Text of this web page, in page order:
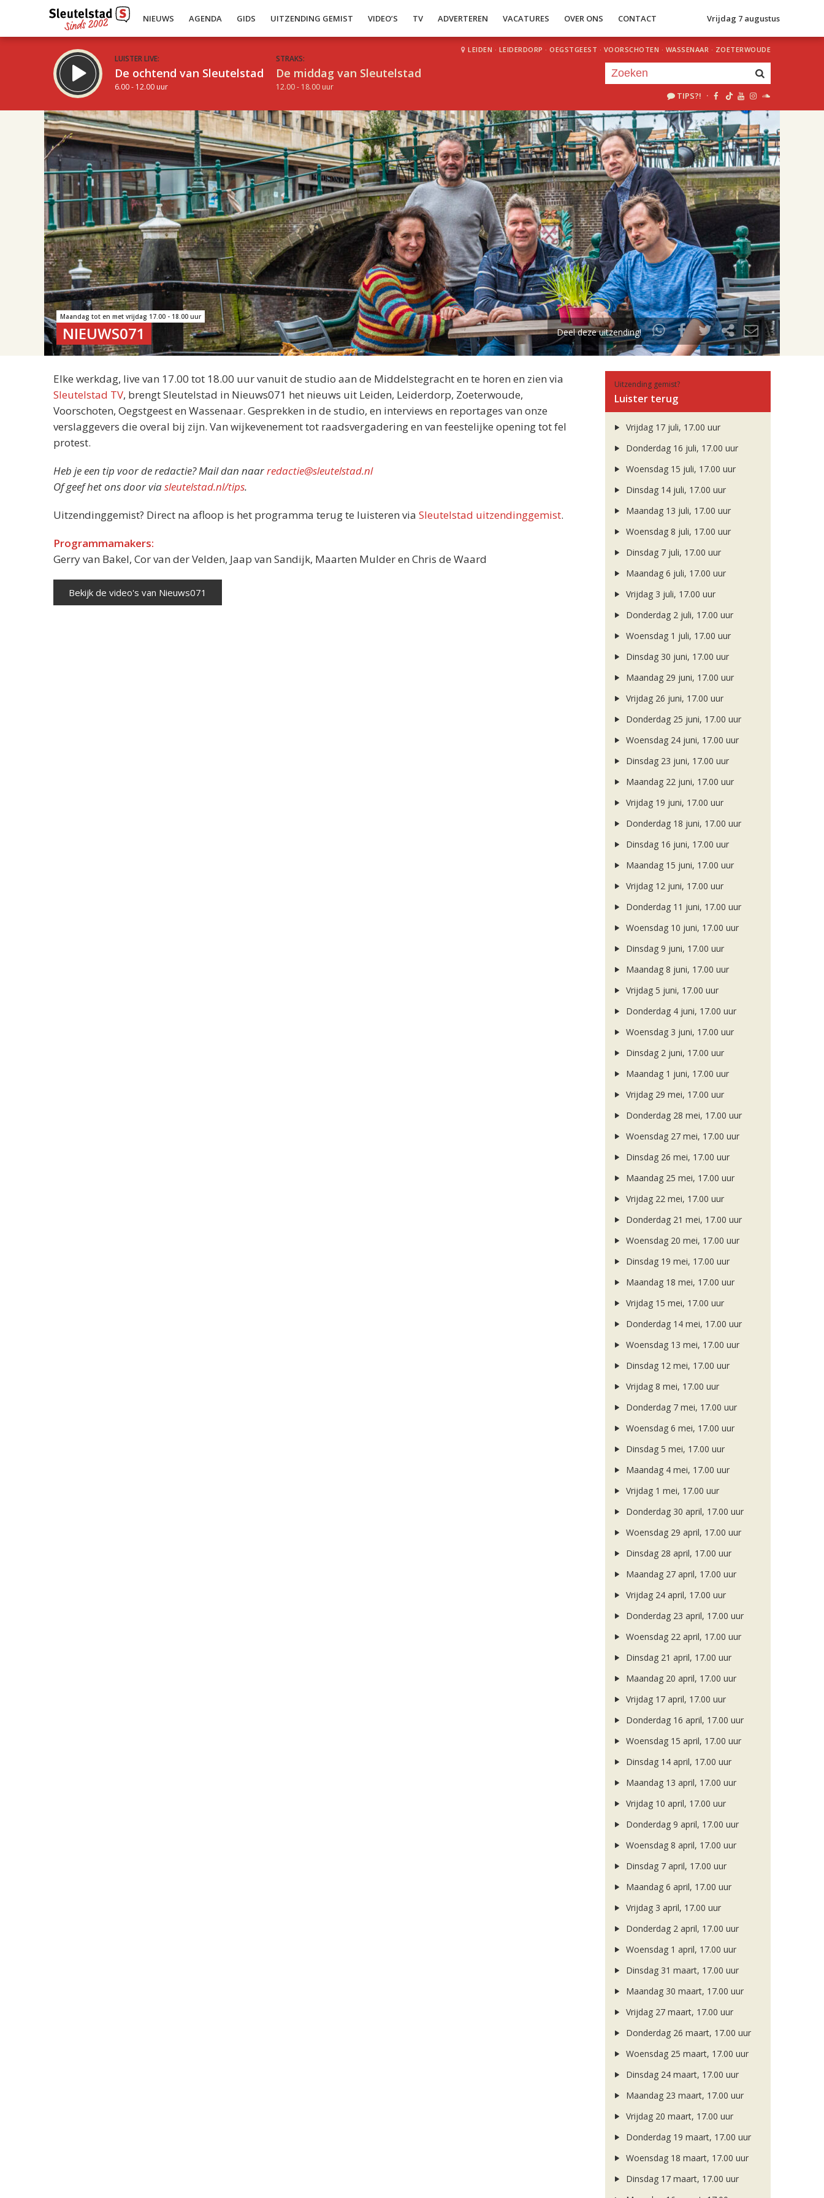
NIEUWS AGENDA GIDS UITZENDING GEMIST VIDEO’S TV ADVERTEREN VACATURES OVER ONS CONTACT Vrijdag 7 augustus
LUISTER LIVE:
De ochtend van Sleutelstad
6.00 - 12.00 uur
STRAKS:
De middag van Sleutelstad
12.00 - 18.00 uur
LEIDEN · LEIDERDORP · OEGSTGEEST · VOORSCHOTEN · WASSENAAR · ZOETERWOUDE
TIPS?! ·
17.00 18.00
Je luistert nu naaruur 1 van 3
«Vorig uur Volgend uur»
Inklappen
Maandag tot en met vrijdag 17.00 - 18.00 uur
NIEUWS071 Deel deze uitzending!
Elke werkdag, live van 17.00 tot 18.00 uur vanuit de studio aan de Middelstegracht en te horen en zien via
Sleutelstad TV, brengt Sleutelstad in Nieuws071 het nieuws uit Leiden, Leiderdorp, Zoeterwoude,
Voorschoten, Oegstgeest en Wassenaar. Gesprekken in de studio, en interviews en reportages van onze
verslaggevers die overal bij zijn. Van wijkevenement tot raadsvergadering en van feestelijke opening tot fel
protest.
Heb je een tip voor de redactie? Mail dan naarredactie@sleutelstad.nl
Of geef het ons door viasleutelstad.nl/tips.
Uitzendinggemist? Direct na afloop is het programma terug te luisteren via Sleutelstad uitzendinggemist.
Programmamakers:
Gerry van Bakel, Cor van der Velden, Jaap van Sandijk, Maarten Mulder en Chris de Waard
Bekijk de video's van Nieuws071
Uitzending gemist?
Luister terug
Vrijdag 17 juli, 17.00 uur
Donderdag 16 juli, 17.00 uur
Woensdag 15 juli, 17.00 uur
Dinsdag 14 juli, 17.00 uur
Maandag 13 juli, 17.00 uur
Woensdag 8 juli, 17.00 uur
Dinsdag 7 juli, 17.00 uur
Maandag 6 juli, 17.00 uur
Vrijdag 3 juli, 17.00 uur
Donderdag 2 juli, 17.00 uur
Woensdag 1 juli, 17.00 uur
Dinsdag 30 juni, 17.00 uur
Maandag 29 juni, 17.00 uur
Vrijdag 26 juni, 17.00 uur
Donderdag 25 juni, 17.00 uur
Woensdag 24 juni, 17.00 uur
Dinsdag 23 juni, 17.00 uur
Maandag 22 juni, 17.00 uur
Vrijdag 19 juni, 17.00 uur
Donderdag 18 juni, 17.00 uur
Dinsdag 16 juni, 17.00 uur
Maandag 15 juni, 17.00 uur
Vrijdag 12 juni, 17.00 uur
Donderdag 11 juni, 17.00 uur
Woensdag 10 juni, 17.00 uur
Dinsdag 9 juni, 17.00 uur
Maandag 8 juni, 17.00 uur
Vrijdag 5 juni, 17.00 uur
Donderdag 4 juni, 17.00 uur
Woensdag 3 juni, 17.00 uur
Dinsdag 2 juni, 17.00 uur
Maandag 1 juni, 17.00 uur
Vrijdag 29 mei, 17.00 uur
Donderdag 28 mei, 17.00 uur
Woensdag 27 mei, 17.00 uur
Dinsdag 26 mei, 17.00 uur
Maandag 25 mei, 17.00 uur
Vrijdag 22 mei, 17.00 uur
Donderdag 21 mei, 17.00 uur
Woensdag 20 mei, 17.00 uur
Dinsdag 19 mei, 17.00 uur
Maandag 18 mei, 17.00 uur
Vrijdag 15 mei, 17.00 uur
Donderdag 14 mei, 17.00 uur
Woensdag 13 mei, 17.00 uur
Dinsdag 12 mei, 17.00 uur
Vrijdag 8 mei, 17.00 uur
Donderdag 7 mei, 17.00 uur
Woensdag 6 mei, 17.00 uur
Dinsdag 5 mei, 17.00 uur
Maandag 4 mei, 17.00 uur
Vrijdag 1 mei, 17.00 uur
Donderdag 30 april, 17.00 uur
Woensdag 29 april, 17.00 uur
Dinsdag 28 april, 17.00 uur
Maandag 27 april, 17.00 uur
Vrijdag 24 april, 17.00 uur
Donderdag 23 april, 17.00 uur
Woensdag 22 april, 17.00 uur
Dinsdag 21 april, 17.00 uur
Maandag 20 april, 17.00 uur
Vrijdag 17 april, 17.00 uur
Donderdag 16 april, 17.00 uur
Woensdag 15 april, 17.00 uur
Dinsdag 14 april, 17.00 uur
Maandag 13 april, 17.00 uur
Vrijdag 10 april, 17.00 uur
Donderdag 9 april, 17.00 uur
Woensdag 8 april, 17.00 uur
Dinsdag 7 april, 17.00 uur
Maandag 6 april, 17.00 uur
Vrijdag 3 april, 17.00 uur
Donderdag 2 april, 17.00 uur
Woensdag 1 april, 17.00 uur
Dinsdag 31 maart, 17.00 uur
Maandag 30 maart, 17.00 uur
Vrijdag 27 maart, 17.00 uur
Donderdag 26 maart, 17.00 uur
Woensdag 25 maart, 17.00 uur
Dinsdag 24 maart, 17.00 uur
Maandag 23 maart, 17.00 uur
Vrijdag 20 maart, 17.00 uur
Donderdag 19 maart, 17.00 uur
Woensdag 18 maart, 17.00 uur
Dinsdag 17 maart, 17.00 uur